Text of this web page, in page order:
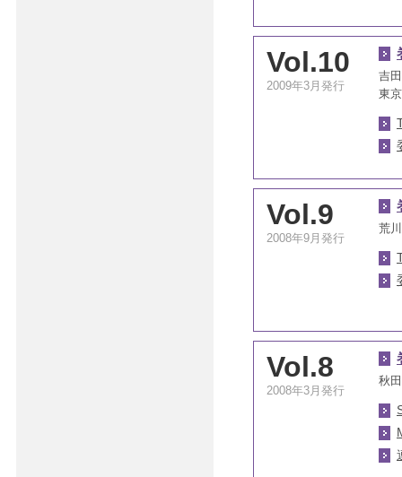
Vol.10
2009年3月発行
吉
東
Vol.9
2008年9月発行
荒
Vol.8
2008年3月発行
秋